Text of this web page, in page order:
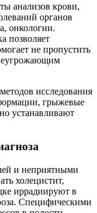
анализов крови,
органов
онкологии.
позволяет
не пропустить
исследования
грыжевые
устанавливают
и неприятными
холецистит,
иррадиируют в
Специфическими